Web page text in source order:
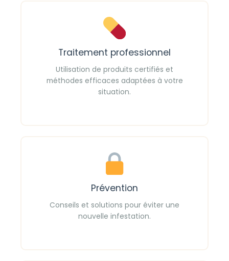
Traitement professionnel
Utilisation de produits certifiés et
méthodes efficaces adaptées à votre
situation.
Prévention
Conseils et solutions pour éviter une
nouvelle infestation.